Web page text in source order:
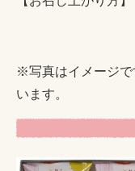
※写真はイメージで
います。